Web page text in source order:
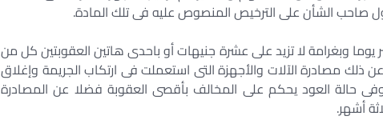
صاحب الشأن على الترخيص المنصوص عليه فى تلك المادة.
وبغرامة لا تزيد على عشرة جنيهات أو باحدى هاتين العقوبتين كل من
مصادرة الآلات والأجهزة التى استعملت فى ارتكاب الجريمة وإغلاق
وفى حالة العود يحكم على المخالف بأقصى العقوبة فضلا عن المصادرة
أشهر.